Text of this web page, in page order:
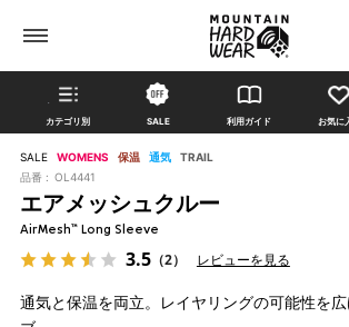
カテゴリ別 SALE 利用ガイド お気に
SALE WOMENS 保温 通気
TRAIL
品番 : OL4441
エアメッシュクルー
AirMesh™ Long Sleeve
3.5（2） レビューを見る
通気と保温を両立。レイヤリングの可能性を